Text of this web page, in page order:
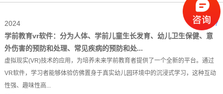
10-17
2024
学前教育vr软件：分为人体、学前儿童生长发育、幼儿卫生保健、意
外伤害的预防和处理、常见疾病的预防和处...
虚拟现实(VR)技术的应用，为培养未来学前教育者提供了一个全新的平台。通过
VR软件，学习者能够体验仿佛置身于真实幼儿园环境中的沉浸式学习，这种互动
性强、趣味性高...